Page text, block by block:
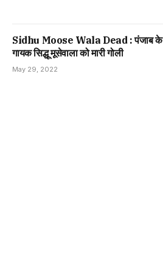
Sidhu Moose Wala Dead : पंजाब के
गायक सिद्धू मूसेवाला को मारी गोली
May 29, 2022